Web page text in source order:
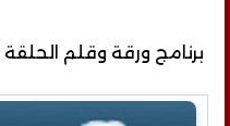
برنامج ورقة وقلم الحلقة 3 بعنوان لين وهين